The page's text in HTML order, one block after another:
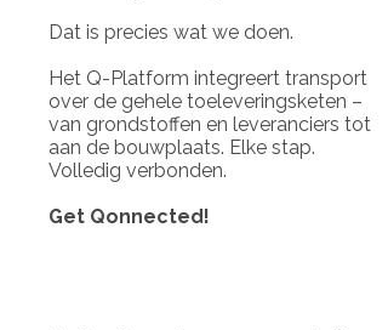
Dat is precies wat we doen.
Het Q-Platform integreert transport
over de gehele toeleveringsketen –
van grondstoffen en leveranciers tot
aan de bouwplaats. Elke stap.
Volledig verbonden.
Get Qonnected!